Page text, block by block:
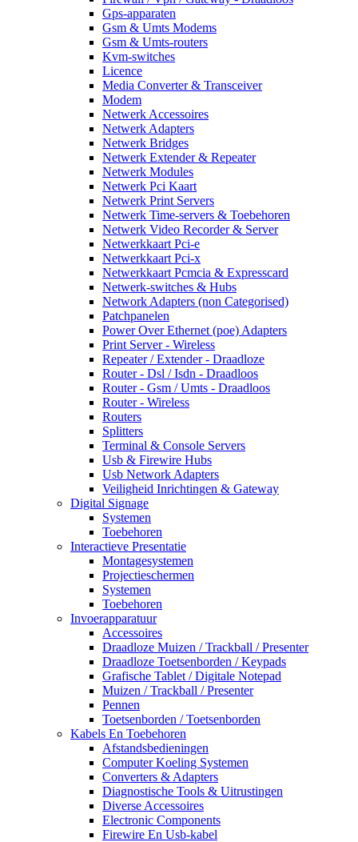
Gps-apparaten
Gsm & Umts Modems
Gsm & Umts-routers
Kvm-switches
Licence
Media Converter & Transceiver
Modem
Netwerk Accessoires
Netwerk Adapters
Netwerk Bridges
Netwerk Extender & Repeater
Netwerk Modules
Netwerk Pci Kaart
Netwerk Print Servers
Netwerk Time-servers & Toebehoren
Netwerk Video Recorder & Server
Netwerkkaart Pci-e
Netwerkkaart Pci-x
Netwerkkaart Pcmcia & Expresscard
Netwerk-switches & Hubs
Network Adapters (non Categorised)
Patchpanelen
Power Over Ethernet (poe) Adapters
Print Server - Wireless
Repeater / Extender - Draadloze
Router - Dsl / Isdn - Draadloos
Router - Gsm / Umts - Draadloos
Router - Wireless
Routers
Splitters
Terminal & Console Servers
Usb & Firewire Hubs
Usb Network Adapters
Veiligheid Inrichtingen & Gateway
Digital Signage
Systemen
Toebehoren
Interactieve Presentatie
Montagesystemen
Projectieschermen
Systemen
Toebehoren
Invoerapparatuur
Accessoires
Draadloze Muizen / Trackball / Presenter
Draadloze Toetsenborden / Keypads
Grafische Tablet / Digitale Notepad
Muizen / Trackball / Presenter
Pennen
Toetsenborden / Toetsenborden
Kabels En Toebehoren
Afstandsbedieningen
Computer Koeling Systemen
Converters & Adapters
Diagnostische Tools & Uitrustingen
Diverse Accessoires
Electronic Components
Firewire En Usb-kabel